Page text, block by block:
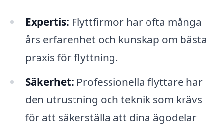
Expertis: Flyttfirmor har ofta många
års erfarenhet och kunskap om bästa
praxis för flyttning.
Säkerhet: Professionella flyttare har
den utrustning och teknik som krävs
för att säkerställa att dina ägodelar